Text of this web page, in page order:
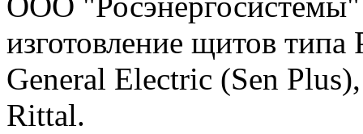
изготовление щитов
General Electric (Sen
Rittal.